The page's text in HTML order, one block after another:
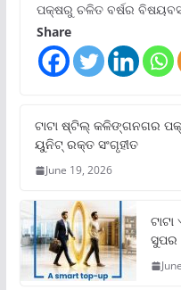
ପକ୍ଷରୁ ଚଳିତ ବର୍ଷର
Share
ଟାଟା ଷ୍ଟିଲ୍‌ କଳିଙ୍ଗନଗର
ୟୁନିଟ୍‌ ରକ୍ତ ସଂଗୃହୀତ
June 19, 2026
ସୁପର